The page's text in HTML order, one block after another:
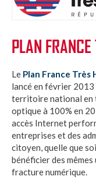
PLAN
Le Plan France Très
lancé en février
territoire national en
optique à 100% en
accès Internet
entreprises et des
citoyen, quelle que
bénéficier des
fracture numérique.